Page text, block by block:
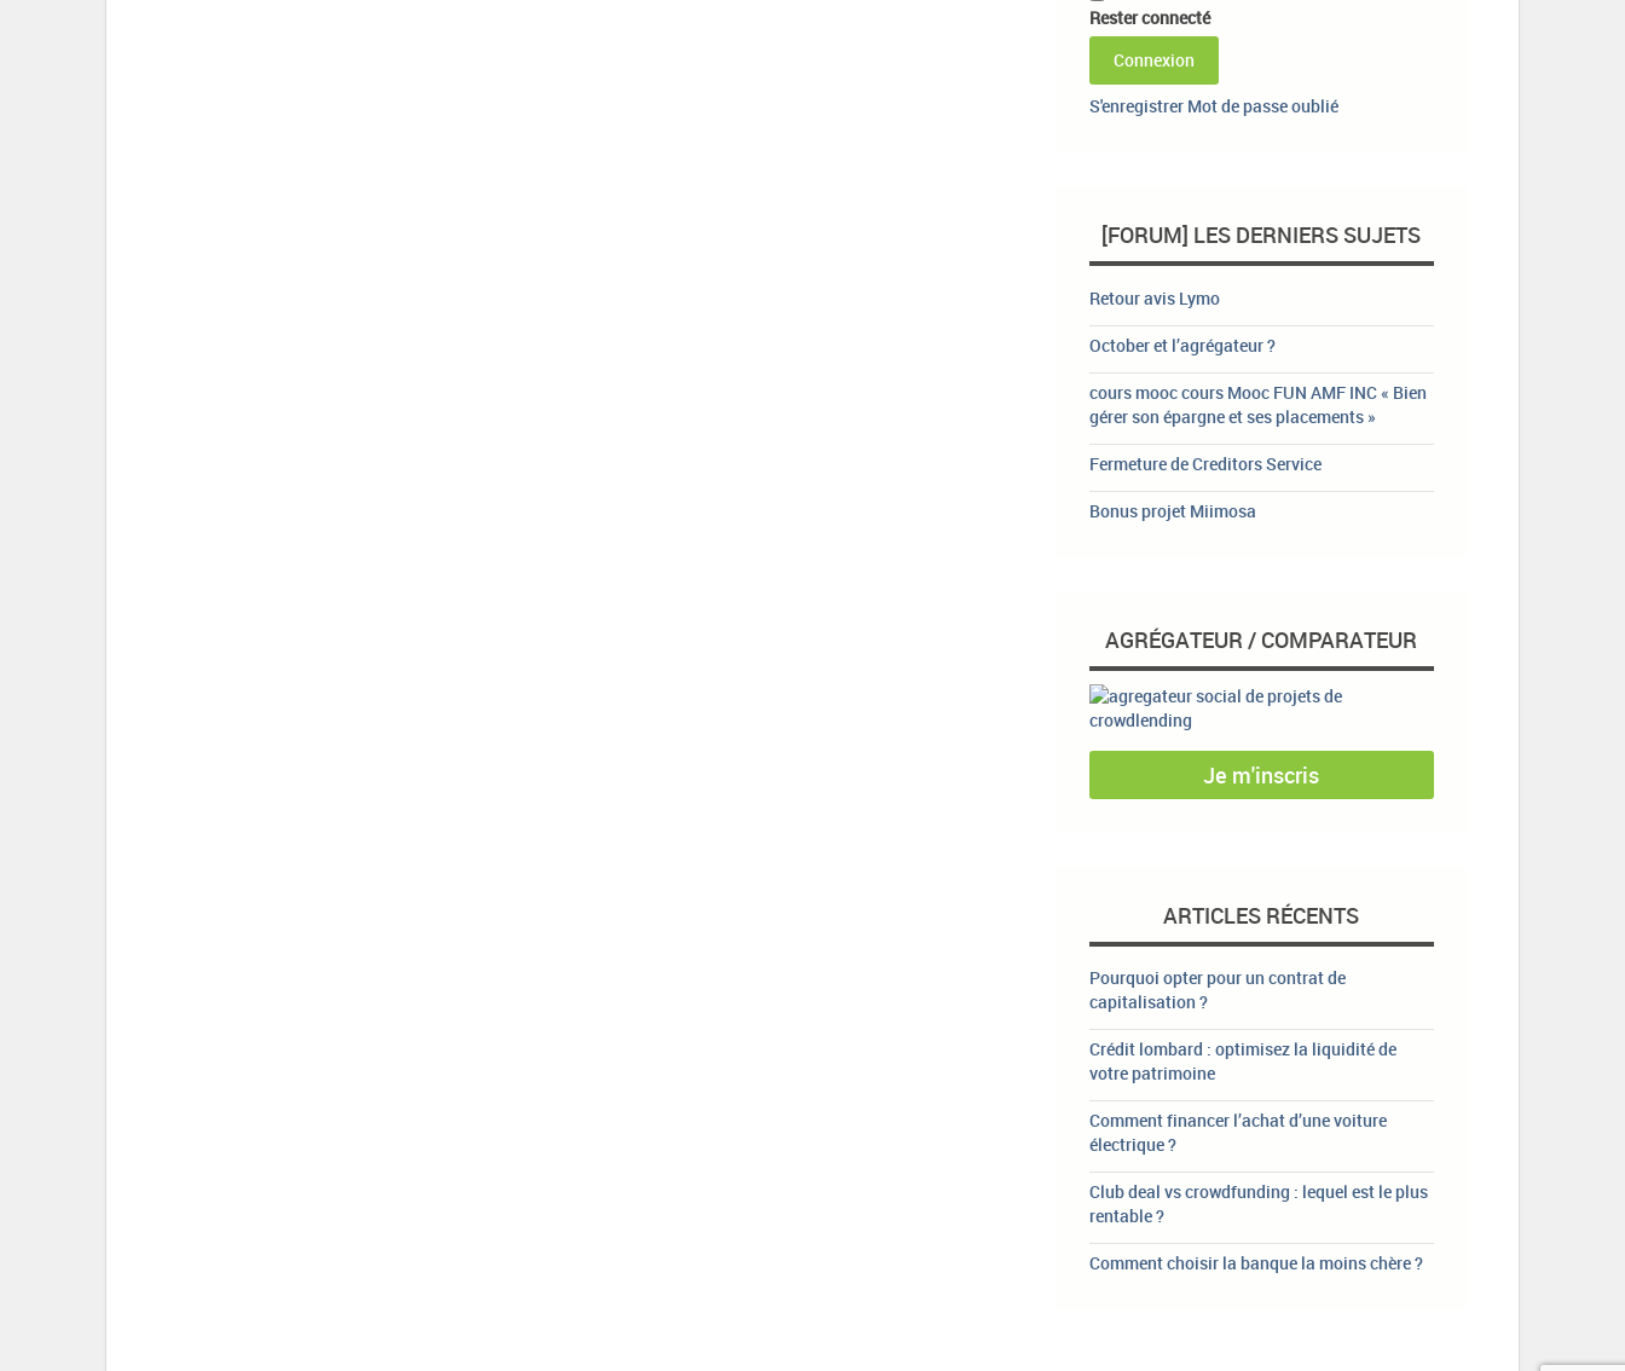
Rester connecté
Connexion
S'enregistrer Mot de passe oublié
[FORUM] LES DERNIERS SUJETS
Retour avis Lymo
October et l’agrégateur ?
cours mooc cours Mooc FUN AMF INC « Bien
gérer son épargne et ses placements »
Fermeture de Creditors Service
Bonus projet Miimosa
AGRÉGATEUR / COMPARATEUR
Je m'inscris
ARTICLES RÉCENTS
Pourquoi opter pour un contrat de
capitalisation ?
Crédit lombard : optimisez la liquidité de
votre patrimoine
Comment financer l’achat d’une voiture
électrique ?
Club deal vs crowdfunding : lequel est le plus
rentable ?
Comment choisir la banque la moins chère ?